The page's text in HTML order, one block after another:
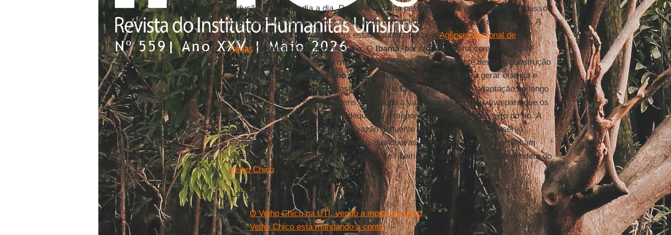
redução registrada dia a dia. Desde a semana passada, a sua vazão defluente passou
para 580 m³/s, enquanto que a vazão de entrada no reservatório era de 290 m³/s. A
redução da vazão para 550 m³/s estava autorizada pelaAgência Nacional de
Águas( ANA) desde o mês de julho. OIbama, por sua vez, tinha consentido este
patamar desde o mês de agosto. Essa é a menor vazão defluente desde a construção
do reservatório de Sobradinhona década de 1970, planejado para gerar energia e
regular a vazão das águas. Nesse período, aChesffez testes de adaptação ao longo
dos trechos abaixo das barragens, reduzindo a vazão de forma gradativa para que os
locais de captação fossem se adequando a menor volume de água no leito do rio. A
meta desejada com a redução da vazão defluente é preservar a pouca reserva
existente, de modo que até a chegada das chuvas na região as barragens tenham
água suficiente para abastecer a população ribeirinha e das cidades que dependem do
Velho Chico.
Leia mais
O Velho Chico na UTI, vendo a morte de perto
Velho Chico está mandando a conta